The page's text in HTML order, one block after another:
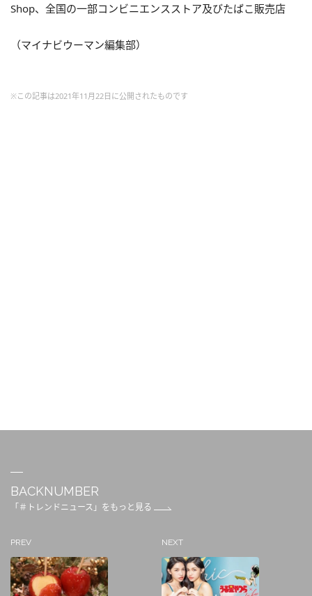
Shop、全国の一部コンビニエンスストア及びたばこ販売店
（マイナビウーマン編集部）
※この記事は2021年11月22日に公開されたものです
BACKNUMBER
「＃トレンドニュース」をもっと見る
PREV NEXT